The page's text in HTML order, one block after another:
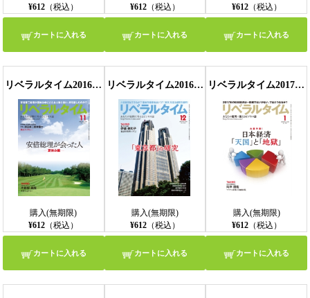
¥612 （税込）
カートに入れる
¥612（税込）
カートに入れる
¥612（税込）
カートに入れる
リベラルタイム2016年11月号
購入(無期限)
¥612 （税込）
カートに入れる
リベラルタイム2016年12月号
購入(無期限)
¥612（税込）
カートに入れる
リベラルタイム2017年1月号
購入(無期限)
¥612（税込）
カートに入れる